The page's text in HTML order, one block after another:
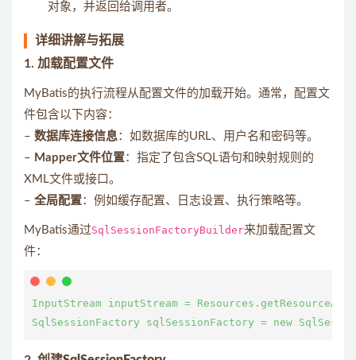
对象，并返回给调用者。
详细讲解与拓展
1. 加载配置文件
MyBatis的执行流程从配置文件的加载开始。通常，配置文
件包含以下内容：
– 数据库连接信息：如数据库的URL、用户名和密码等。
– Mapper文件位置：指定了包含SQL语句和映射规则的
XML文件或接口。
– 全局配置：例如缓存配置、日志设置、执行策略等。
MyBatis通过SqlSessionFactoryBuilder来加载配置文
件：
InputStream inputStream =